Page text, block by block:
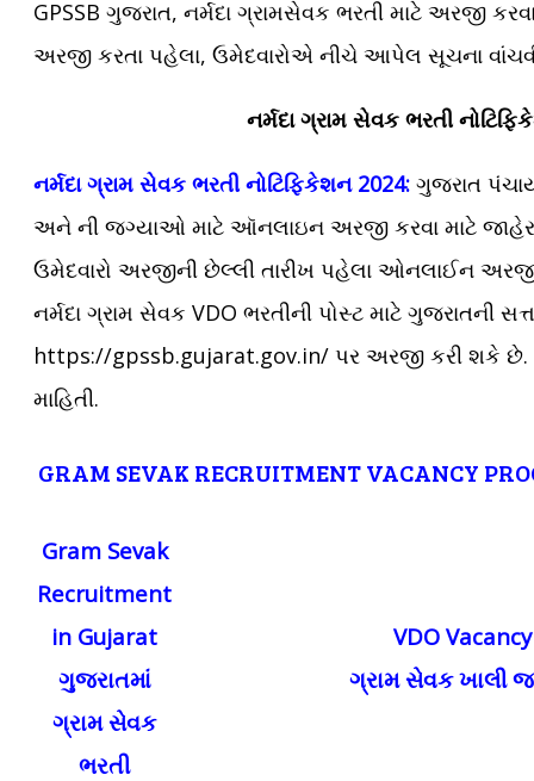
GPSSB ગુજરાત, નર્મદા ગ્રામસેવક ભરતી માટે અરજી
અરજી કરતા પહેલા, ઉમેદવારોએ નીચે આપેલ સૂચના
નર્મદા ગ્રામ સેવક ભરતી
નર્મદા ગ્રામ સેવક ભરતી નોટિફિકેશન 2024: ગુજરાત
અને ની જગ્યાઓ માટે ઑનલાઇન અરજી કરવા માટે
ઉમેદવારો અરજીની છેલ્લી તારીખ પહેલા ઓનલાઈન
નર્મદા ગ્રામ સેવક VDO ભરતીની પોસ્ટ માટે ગુજરાતની
https://gpssb.gujarat.gov.in/ પર અરજી કરી શકે છે.
માહિતી.
GRAM SEVAK RECRUITMENT VACANCY
Gram Sevak
Recruitment
in Gujarat
ગુજરાતમાં
ગ્રામ સેવક
ભરતી
VDO
ગ્રામ સેવક ખાલી